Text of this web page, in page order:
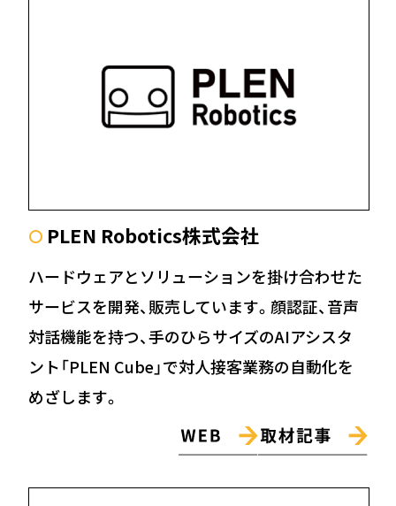
〇 PLEN Robotics株式会社
ハードウェアとソリューションを掛け合わせた
サービスを開発、販売しています。顔認証、音声
対話機能を持つ、手のひらサイズのAIアシスタ
ント「PLEN Cube」で対人接客業務の自動化を
めざします。